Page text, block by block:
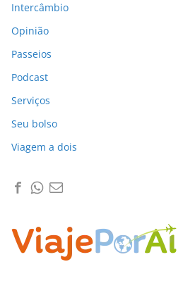
Intercâmbio
Opinião
Passeios
Podcast
Serviços
Seu bolso
Viagem a dois